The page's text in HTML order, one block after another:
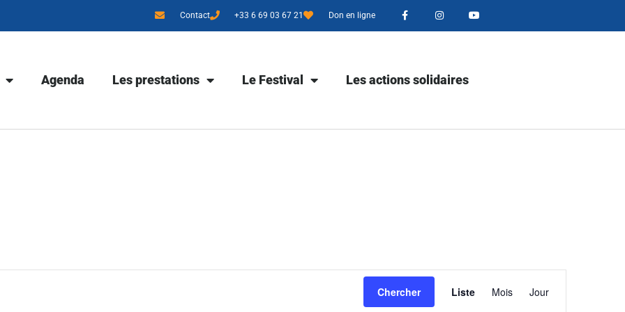
Contact +33 6 69 03 67 21 Don en ligne
Agenda Les prestations Le Festival Les actions solidaires
Chercher
de
Liste Mois Jour